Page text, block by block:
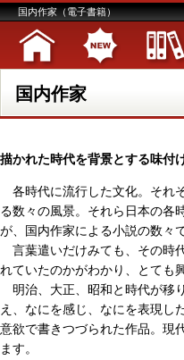
国内作家（電子書籍）
国内作家
描かれた時代を背景とする味付
各時代に流行した文化。それ
る数々の風景。それら日本の各
が、国内作家による小説の数々で
言葉遣いだけみても、その時
れていたのかがわかり、とても
明治、大正、昭和と時代が移
え、なにを感じ、なにを表現し
意欲で書きつづられた作品。現
ます。